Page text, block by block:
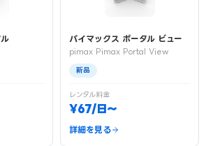
パイマックス ポータル ビュー
pimax Pimax Portal View
新品
レンタル料金
¥67/日〜
詳細を見る